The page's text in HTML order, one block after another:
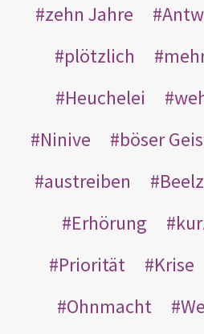
zehn Jahre
plötzlich
Heuchelei
Ninive
böser
austreiben
Erhörung
Priorität
Krise
Ohnmacht